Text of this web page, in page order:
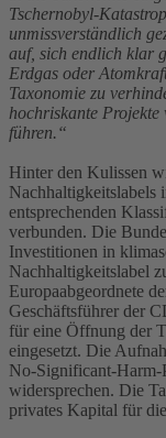
Tschernobyl-
unmissverständlich
auf, sich endlich klar
Erdgas oder
Taxonomie zu
hochriskante
führen.“
Hinter den Kulissen
Nachhaltigkeitslabels
entsprechenden
verbunden. Die
Investitionen in
Nachhaltigkeitslabel
Europaabgeordnete
Geschäftsführer der
für eine Öffnung der
eingesetzt. Die
No-Significant-Harm-
widersprechen. Die
privates Kapital für